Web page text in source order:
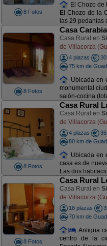
8 Fotos
El Chozo de
El Chozo de la
las 29 pedanías
8 Fotos
Casa
Casa Rural en
de Villacorza
4 plazas
75 km de
Ubicada en
monumental
salón-cocina
8 Fotos
Casa Rural
Casa Rural en
de Villacorza
4 plazas
80 km de
Ubicada en
casa es de
Las dos
8 Fotos
Casa Rural
Casa Rural en
de Villacorza
18 plazas
70 km de
Antigua
centro de la